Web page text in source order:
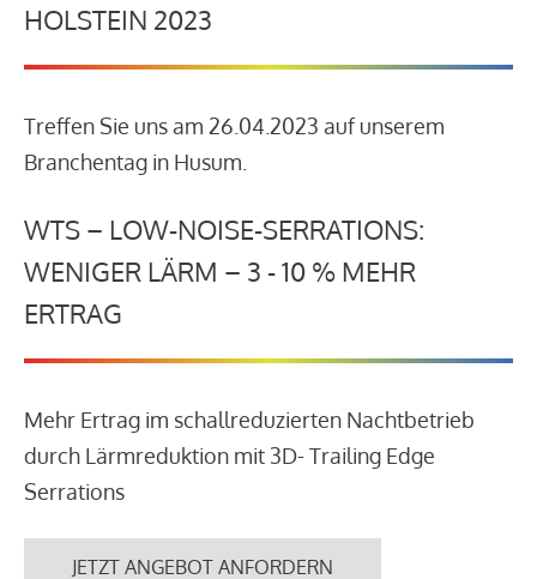
HOLSTEIN 2023
Treffen Sie uns am 26.04.2023 auf unserem
Branchentag in Husum.
WTS – LOW-NOISE-SERRATIONS:
WENIGER LÄRM – 3 - 10 % MEHR
ERTRAG
Mehr Ertrag im schallreduzierten Nachtbetrieb
durch Lärmreduktion mit 3D- Trailing Edge
Serrations
JETZT ANGEBOT ANFORDERN